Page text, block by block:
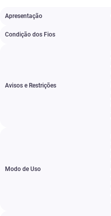
Apresentação
Condição dos Fios
Avisos e Restrições
Modo de Uso